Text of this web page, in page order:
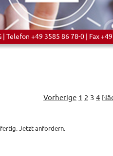
| Telefon +49 3585 86 78-0 | Fax
Vorherige 1 2 3 4
Jetzt anfordern.